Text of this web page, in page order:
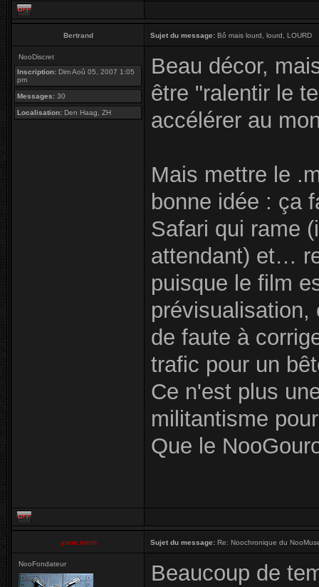
Bertrand Sujet du message: Bô mais lourd, lourd, LOURD
NooDiscret
Inscription: Dim Aoû 05, 2007 1:05
pm
Messages: 30
Localisation: Den Haag, ZH
Beau décor,
être "ralentir le
accélérer au
Mais mettre le
bonne idée : ça
Safari qui rame
attendant) et…
puisque le film
prévisualisation,
de faute à
trafic pour un
Ce n'est plus
militantisme
Que le
yann.minh Sujet du message: Re: Noochronique du
NooFondateur
Beaucoup de